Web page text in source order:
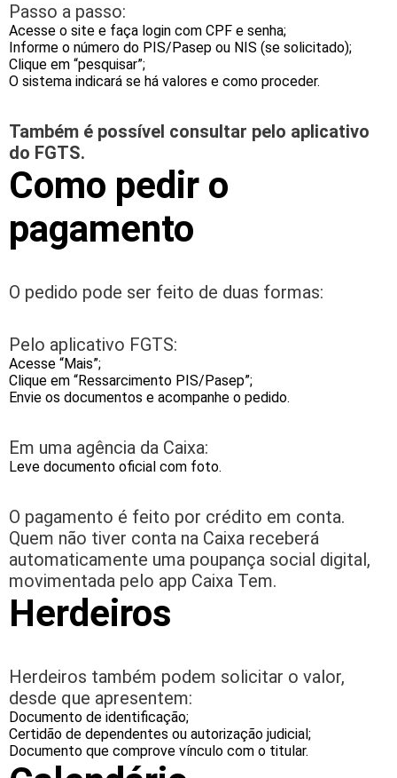
Passo a passo:
Acesse o site e faça login com CPF e senha;
Informe o número do PIS/Pasep ou NIS (se solicitado);
Clique em “pesquisar”;
O sistema indicará se há valores e como proceder.
Também é possível consultar pelo aplicativo
do FGTS.
Como pedir o
pagamento
O pedido pode ser feito de duas formas:
Pelo aplicativo FGTS:
Acesse “Mais”;
Clique em “Ressarcimento PIS/Pasep”;
Envie os documentos e acompanhe o pedido.
Em uma agência da Caixa:
Leve documento oficial com foto.
O pagamento é feito por crédito em conta.
Quem não tiver conta na Caixa receberá
automaticamente uma poupança social digital,
movimentada pelo app Caixa Tem.
Herdeiros
Herdeiros também podem solicitar o valor,
desde que apresentem:
Documento de identificação;
Certidão de dependentes ou autorização judicial;
Documento que comprove vínculo com o titular.